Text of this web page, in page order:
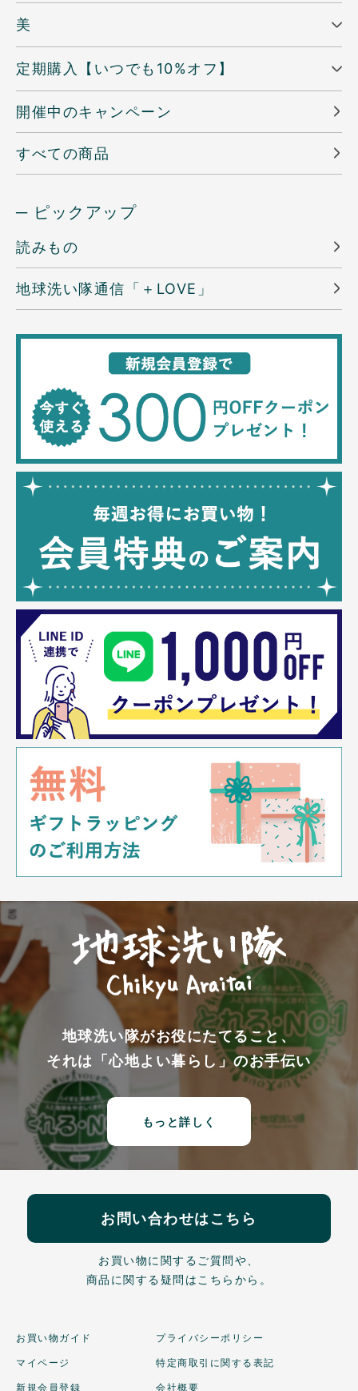
美
定期購入【いつでも10%オフ】
開催中のキャンペーン
すべての商品
─ ピックアップ
読みもの
地球洗い隊通信「＋LOVE」
地球洗い隊がお役にたてること、
それは「心地よい暮らし」のお手伝い
もっと詳しく
お問い合わせはこちら
お買い物に関するご質問や、
商品に関する疑問はこちらから。
お買い物ガイド
マイページ
新規会員登録
プライバシーポリシー
特定商取引に関する表記
会社概要